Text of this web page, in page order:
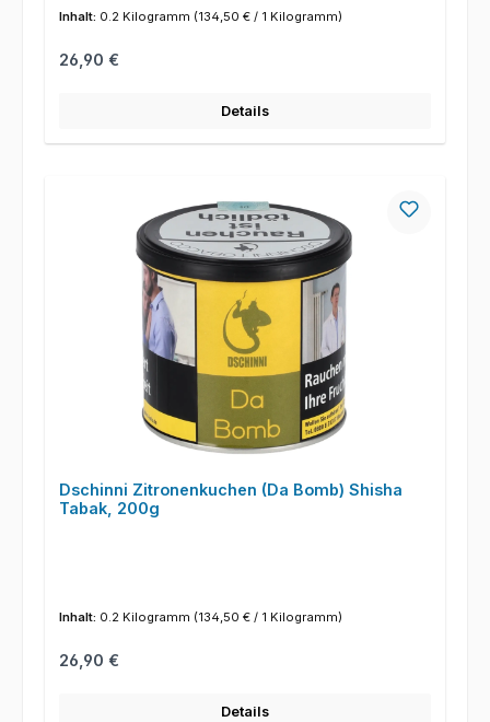
Inhalt: 0.2 Kilogramm (134,50 € / 1 Kilogramm)
Regulärer Preis:
26,90 €
Details
Dschinni Zitronenkuchen (Da Bomb) Shisha
Tabak, 200g
Inhalt: 0.2 Kilogramm (134,50 € / 1 Kilogramm)
Regulärer Preis:
26,90 €
Details